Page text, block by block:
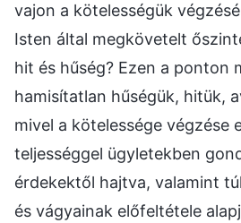
vajon a kötelességük
Isten által megkövetelt
hit és hűség? Ezen a ponton
hamisítatlan hűségük, hitük,
mivel a kötelessége végzése
teljességgel ügyletekben
érdekektől hajtva, valamint
és vágyainak előfeltétele